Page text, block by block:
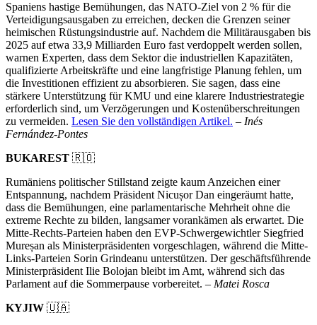
Spaniens hastige Bemühungen, das NATO-Ziel von 2 % für die
Verteidigungsausgaben zu erreichen, decken die Grenzen seiner
heimischen Rüstungsindustrie auf. Nachdem die Militärausgaben bis
2025 auf etwa 33,9 Milliarden Euro fast verdoppelt werden sollen,
warnen Experten, dass dem Sektor die industriellen Kapazitäten,
qualifizierte Arbeitskräfte und eine langfristige Planung fehlen, um
die Investitionen effizient zu absorbieren. Sie sagen, dass eine
stärkere Unterstützung für KMU und eine klarere Industriestrategie
erforderlich sind, um Verzögerungen und Kostenüberschreitungen
zu vermeiden. Lesen Sie den vollständigen Artikel. – Inés
Fernández-Pontes
BUKAREST 🇷🇴
Rumäniens politischer Stillstand zeigte kaum Anzeichen einer
Entspannung, nachdem Präsident Nicușor Dan eingeräumt hatte,
dass die Bemühungen, eine parlamentarische Mehrheit ohne die
extreme Rechte zu bilden, langsamer vorankämen als erwartet. Die
Mitte-Rechts-Parteien haben den EVP-Schwergewichtler Siegfried
Mureșan als Ministerpräsidenten vorgeschlagen, während die Mitte-
Links-Parteien Sorin Grindeanu unterstützen. Der geschäftsführende
Ministerpräsident Ilie Bolojan bleibt im Amt, während sich das
Parlament auf die Sommerpause vorbereitet. – Matei Rosca
KYJIW 🇺🇦